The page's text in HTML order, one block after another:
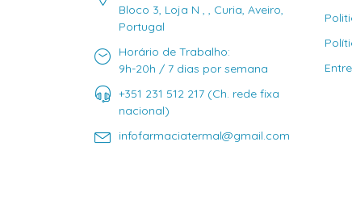
Bloco 3, Loja N , , Curia, Aveiro,
Portugal
Horário de Trabalho:
9h-20h / 7 dias por semana
+351 231 512 217 (Ch. rede fixa
nacional)
infofarmaciatermal@gmail.com